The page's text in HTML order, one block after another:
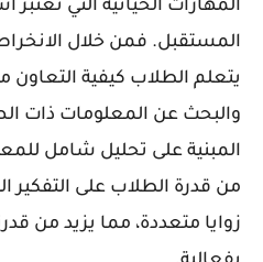
المهارات الحياتية التي
المستقبل. فمن خلال
يتعلم الطلاب كيفية التعاون
والبحث عن المعلومات ذات
المبنية على تحليل شامل
من قدرة الطلاب على التفكير
زوايا متعددة، مما يزيد من